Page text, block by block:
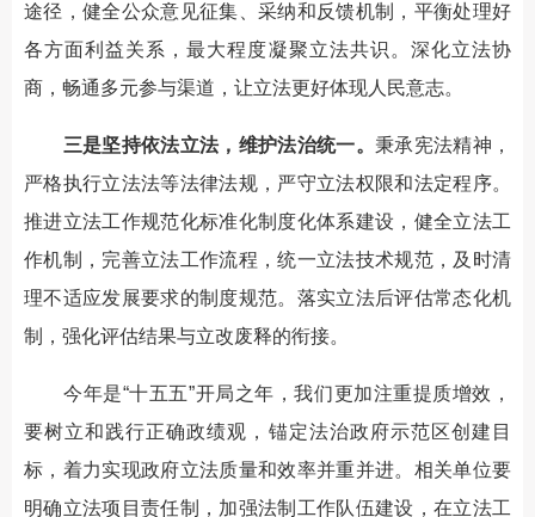
途径，健全公众意见征集、采纳和反馈机制，平衡处理好
各方面利益关系，最大程度凝聚立法共识。深化立法协
商，畅通多元参与渠道，让立法更好体现人民意志。
三是坚持依法立法，维护法治统一。 秉承宪法精神，
严格执行立法法等法律法规，严守立法权限和法定程序。
推进立法工作规范化标准化制度化体系建设，健全立法工
作机制，完善立法工作流程，统一立法技术规范，及时清
理不适应发展要求的制度规范。落实立法后评估常态化机
制，强化评估结果与立改废释的衔接。
今年是“十五五”开局之年，我们更加注重提质增效，
要树立和践行正确政绩观，锚定法治政府示范区创建目
标，着力实现政府立法质量和效率并重并进。相关单位要
明确立法项目责任制，加强法制工作队伍建设，在立法工